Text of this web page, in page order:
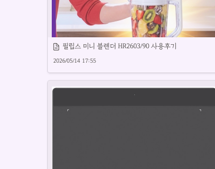
필립스 미니 블렌더 HR2603/90 사용후기
2026/05/14 17:55